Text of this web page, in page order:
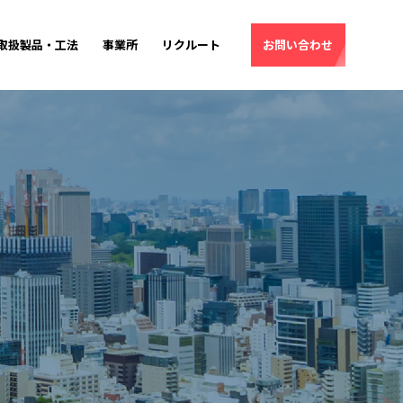
扱製品・工法 事業所 リクルート お問い合わせ